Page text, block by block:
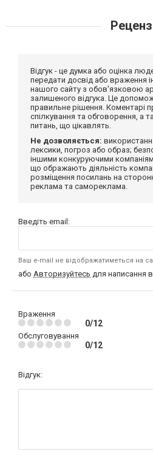
Відгук - це думка або оцінка
передати досвід або враження
нашого сайту з обов'язковою
залишеного відгука. Це
правильне рішення. Коментарі
спілкування та обговорення, а
питань, що цікавлять.
Не дозволяється:
лексики, погроз або образ;
іншими конкуруючими
що ображають діяльність
розміщення посилань на
реклама та самореклама.
Введіть email:
Ваш e-mail не відображатиметься на
або Авторизуйтесь для написання
Враження
0/12
Обслуговування
0/12
Відгук: